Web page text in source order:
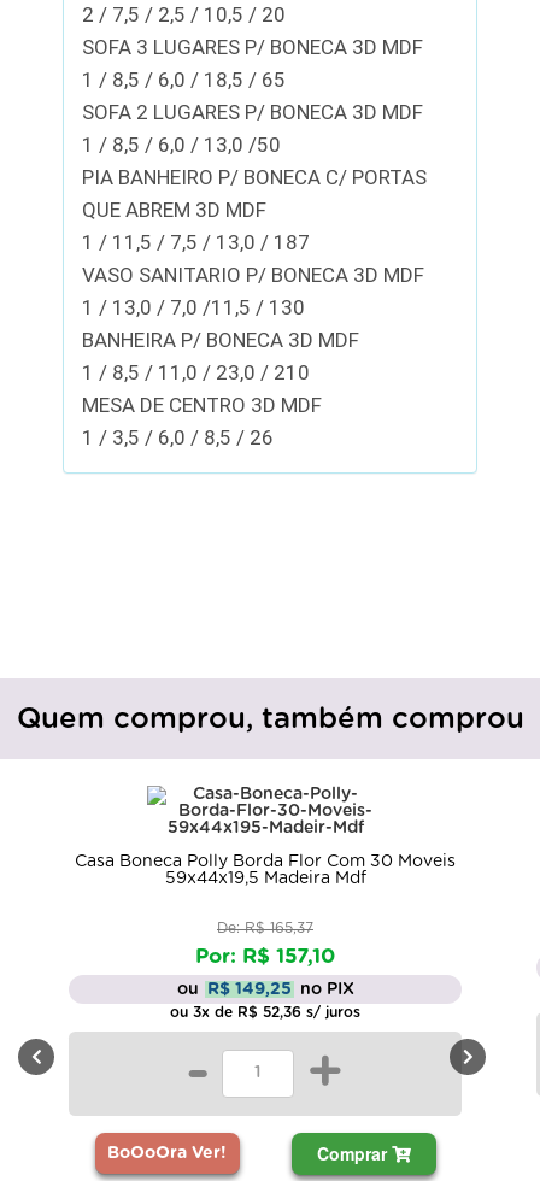
2 / 7,5 / 2,5 / 10,5 / 20
SOFA 3 LUGARES P/ BONECA 3D MDF
1 / 8,5 / 6,0 / 18,5 / 65
SOFA 2 LUGARES P/ BONECA 3D MDF
1 / 8,5 / 6,0 / 13,0 /50
PIA BANHEIRO P/ BONECA C/ PORTAS
QUE ABREM 3D MDF
1 / 11,5 / 7,5 / 13,0 / 187
VASO SANITARIO P/ BONECA 3D MDF
1 / 13,0 / 7,0 /11,5 / 130
BANHEIRA P/ BONECA 3D MDF
1 / 8,5 / 11,0 / 23,0 / 210
MESA DE CENTRO 3D MDF
1 / 3,5 / 6,0 / 8,5 / 26
Quem comprou, também comprou
Borda Flor Com 30 Moveis
Madeira Mdf
R$ 149,25
Comprar
R$
-
BoOoOra Ver!